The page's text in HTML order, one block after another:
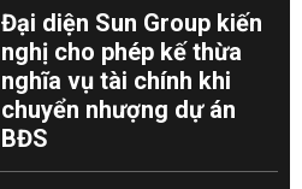
Đại diện Sun Group kiến
nghị cho phép kế thừa
nghĩa vụ tài chính khi
chuyển nhượng dự án
BĐS